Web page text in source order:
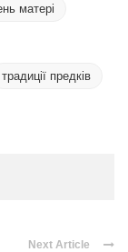
матері
традиції предків
Next Article